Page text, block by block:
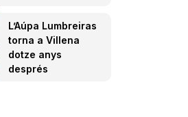
L’Aúpa Lumbreiras
torna a Villena
dotze anys
després